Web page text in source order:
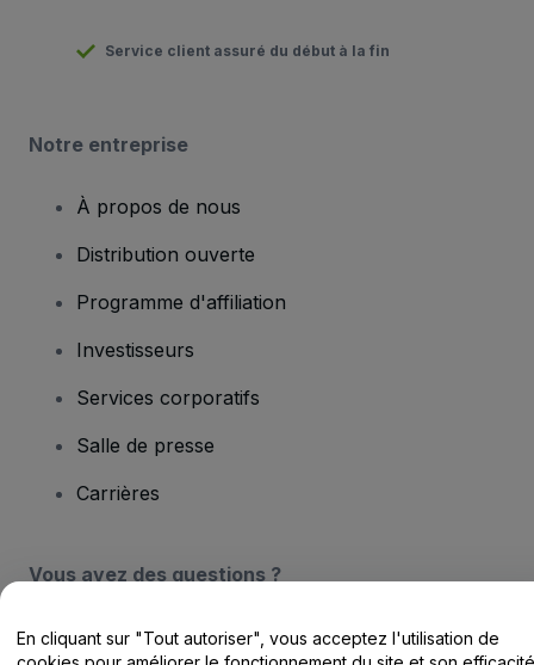
Service client assuré du début à la fin
Notre entreprise
À propos de nous
Distribution ouverte
Programme d'affiliation
Investisseurs
Services corporatifs
Salle de presse
Carrières
Vous avez des questions ?
Centre d'assistance / Nous contacter
En cliquant sur "Tout autoriser", vous acceptez l'utilisation de